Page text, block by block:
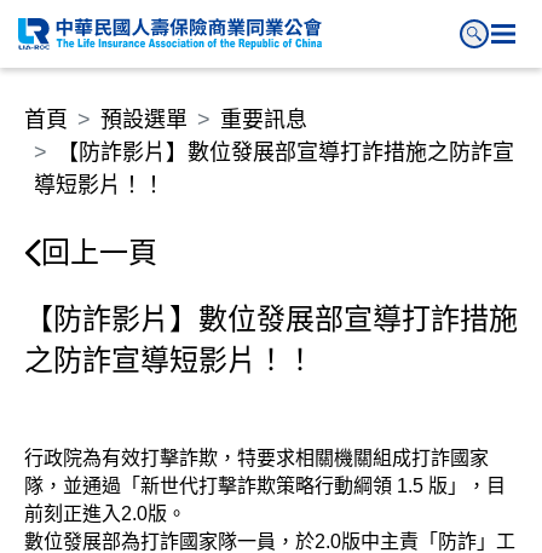
【防詐影片】數位發展部宣導打
首頁 預設選單
重要訊息
【防詐影片】數位發展部宣導打詐措施之防詐宣
導短影片！！
回上一頁
【防詐影片】數位發展部宣導打詐措施
之防詐宣導短影片！！
行政院為有效打擊詐欺，特要求相關機關組成打詐國家
隊，並通過「新世代打擊詐欺策略行動綱領 1.5 版」，目
前刻正進入2.0版。
數位發展部為打詐國家隊一員，於2.0版中主責「防詐」工